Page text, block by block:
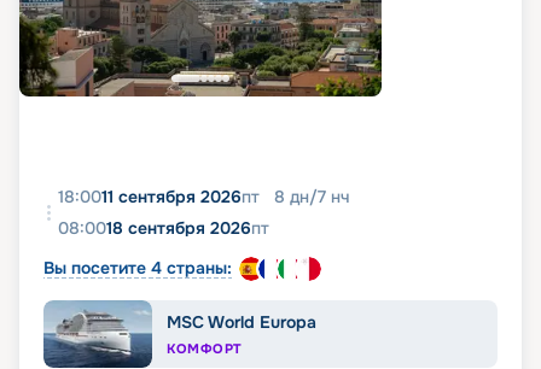
18:0011 сентября 2026пт 8 дн/7 нч
08:0018 сентября 2026пт
Вы посетите 4 страны:
MSC World Europa
КОМФОРТ